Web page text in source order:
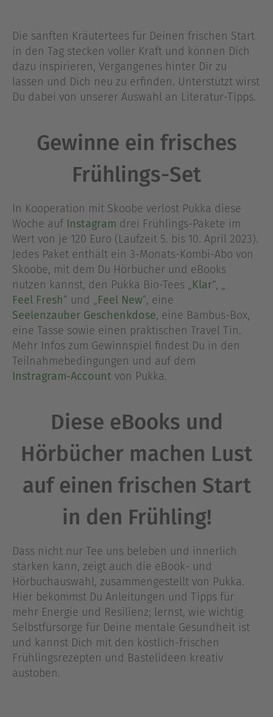
Die sanften Kräutertees für Deinen frischen Start
in den Tag stecken voller Kraft und können Dich
dazu inspirieren, Vergangenes hinter Dir zu
lassen und Dich neu zu erfinden. Unterstützt wirst
Du dabei von unserer Auswahl an Literatur-Tipps.
Gewinne ein frisches
Frühlings-Set
In Kooperation mit Skoobe verlost Pukka diese
Woche auf Instagram drei Frühlings-Pakete im
Wert von je 120 Euro (Laufzeit 5. bis 10. April 2023).
Jedes Paket enthält ein 3-Monats-Kombi-Abo von
Skoobe, mit dem Du Hörbücher und eBooks
nutzen kannst, den Pukka Bio-Tees „Klar”, „
Feel Fresh“ und „Feel New“, eine
Seelenzauber Geschenkdose, eine Bambus-Box,
eine Tasse sowie einen praktischen Travel Tin.
Mehr Infos zum Gewinnspiel findest Du in den
Teilnahmebedingungen und auf dem
Instragram-Account von Pukka.
Diese eBooks und
Hörbücher machen Lust
auf einen frischen Start
in den Frühling!
Dass nicht nur Tee uns beleben und innerlich
stärken kann, zeigt auch die eBook- und
Hörbuchauswahl, zusammengestellt von Pukka.
Hier bekommst Du Anleitungen und Tipps für
mehr Energie und Resilienz; lernst, wie wichtig
Selbstfürsorge für Deine mentale Gesundheit ist
und kannst Dich mit den köstlich-frischen
Frühlingsrezepten und Bastelideen kreativ
austoben.